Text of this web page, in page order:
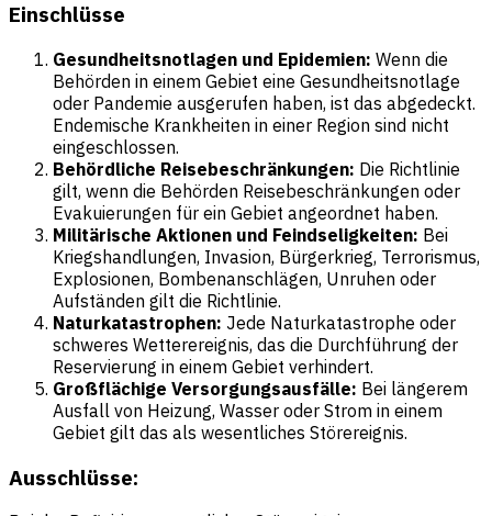
Einschlüsse
Gesundheitsnotlagen und Epidemien: Wenn die
Behörden in einem Gebiet eine Gesundheitsnotlage
oder Pandemie ausgerufen haben, ist das abgedeckt.
Endemische Krankheiten in einer Region sind nicht
eingeschlossen.
Behördliche Reisebeschränkungen: Die Richtlinie
gilt, wenn die Behörden Reisebeschränkungen oder
Evakuierungen für ein Gebiet angeordnet haben.
Militärische Aktionen und Feindseligkeiten: Bei
Kriegshandlungen, Invasion, Bürgerkrieg, Terrorismus,
Explosionen, Bombenanschlägen, Unruhen oder
Aufständen gilt die Richtlinie.
Naturkatastrophen: Jede Naturkatastrophe oder
schweres Wetterereignis, das die Durchführung der
Reservierung in einem Gebiet verhindert.
Großflächige Versorgungsausfälle: Bei längerem
Ausfall von Heizung, Wasser oder Strom in einem
Gebiet gilt das als wesentliches Störereignis.
Ausschlüsse: